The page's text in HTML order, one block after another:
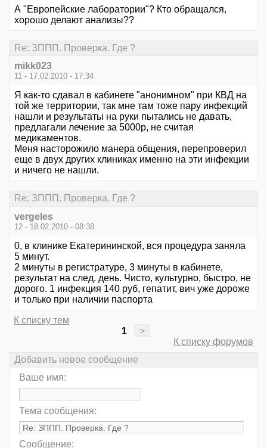
А "Европейские лаборатории"? Кто обращался,
хорошо делают анализы??
Re: ЗППП. Проверка. Где ?
mikk023
11 - 17.02.2010 - 17:34
Я как-то сдавал в кабинете "анонимном" при КВД на
той же территории, так мне там тоже пару инфекций
нашли и результаты на руки пытались не давать,
предлагали лечение за 5000р, не считая
медикаментов.
Меня насторожило манера общения, перепроверил
еще в двух других клиниках именно на эти инфекции
и ничего не нашли.
Re: ЗППП. Проверка. Где ?
vergeles
12 - 18.02.2010 - 08:38
0, в клинике Екатерининской, вся процедура заняла
5 минут.
2 минуты в регистратуре, 3 минуты в кабинете,
результат на след. день. Чисто, культурно, быстро, не
дорого. 1 инфекция 140 руб, гепатит, вич уже дороже
и только при наличии паспорта
К списку тем
1
>
К списку форумов
Добавить новое сообщение
Ваше имя:
Тема сообщения:
Сообщение: